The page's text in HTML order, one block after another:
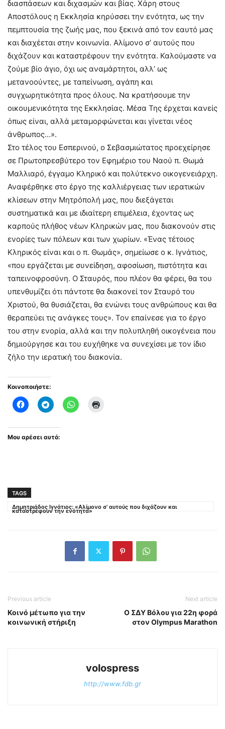
διασπάσεων και διχασμών και βίας. Χάρη στους
Αποστόλους η Εκκλησία κηρύσσει την ενότητα, ως την
πεμπτουσία της ζωής μας, που ξεκινά από τον εαυτό μας
και διαχέεται στην κοινωνία. Αλίμονο σ’ αυτούς που
διχάζουν και καταστρέφουν την ενότητα. Καλούμαστε να
ζούμε βίο άγιο, όχι ως αναμάρτητοι, αλλ’ ως
μετανοούντες, με ταπείνωση, αγάπη και
συγχωρητικότητα προς όλους. Να κρατήσουμε την
οικουμενικότητα της Εκκλησίας. Μέσα Της έρχεται κανείς
όπως είναι, αλλά μεταμορφώνεται και γίνεται νέος
άνθρωπος…».
Στο τέλος του Εσπερινού, ο Σεβασμιώτατος προεχείρησε
σε Πρωτοπρεσβύτερο τον Εφημέριο του Ναού π. Θωμά
Μαλλιαρό, έγγαμο Κληρικό και πολύτεκνο οικογενειάρχη.
Αναφέρθηκε στο έργο της καλλιέργειας των ιερατικών
κλίσεων στην Μητρόπολή μας, που διεξάγεται
συστηματικά και με ιδιαίτερη επιμέλεια, έχοντας ως
καρπούς πλήθος νέων Κληρικών μας, που διακονούν στις
ενορίες των πόλεων και των χωρίων. «Ένας τέτοιος
Κληρικός είναι και ο π. Θωμάς», σημείωσε ο κ. Ιγνάτιος,
«που εργάζεται με συνείδηση, αφοσίωση, πιστότητα και
ταπεινοφροσύνη. Ο Σταυρός, που πλέον θα φέρει, θα του
υπενθυμίζει ότι πάντοτε θα διακονεί τον Σταυρό του
Χριστού, θα θυσιάζεται, θα ενώνει τους ανθρώπους και θα
θεραπεύει τις ανάγκες τους». Τον επαίνεσε για το έργο
του στην ενορία, αλλά και την πολυπληθή οικογένεια που
δημιούργησε και του ευχήθηκε να συνεχίσει με τον ίδιο
ζήλο την ιερατική του διακονία.
Κοινοποιήστε:
Μου αρέσει αυτό:
TAGS
Δημητριάδος Ιγνάτιος: «Αλίμονο σ' αυτούς που διχάζουν και
καταστρέφουν την ενότητα»
Previous article
Κοινό μέτωπο για την
κοινωνική στήριξη
Next article
Ο ΣΔΥ Βόλου για 22η φορά
στον Olympus Marathon
volospress
http://www.fdb.gr